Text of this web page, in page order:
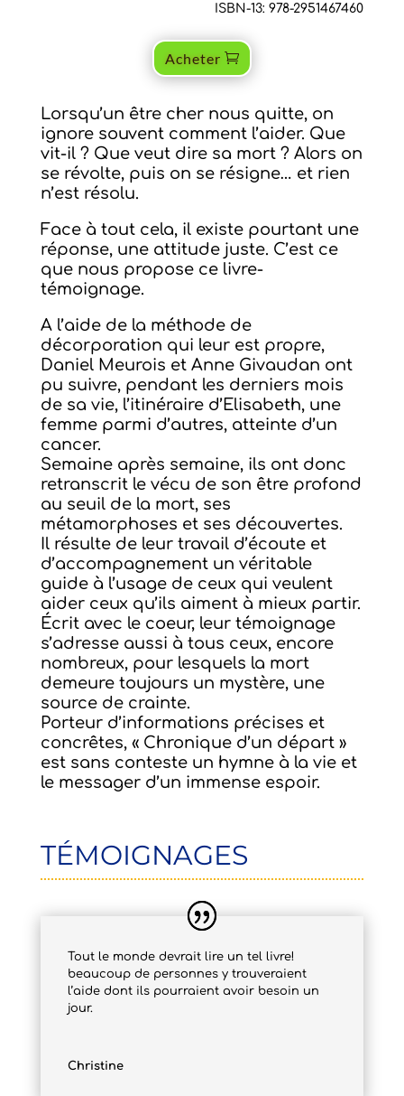
ISBN-13: 978-2951467460
Acheter
Lorsqu’un être cher nous quitte, on
ignore souvent comment l’aider. Que
vit-il ? Que veut dire sa mort ? Alors on
se révolte, puis on se résigne… et rien
n’est résolu.
Face à tout cela, il existe pourtant une
réponse, une attitude juste. C’est ce
que nous propose ce livre-
témoignage.
A l’aide de la méthode de
décorporation qui leur est propre,
Daniel Meurois et Anne Givaudan ont
pu suivre, pendant les derniers mois
de sa vie, l’itinéraire d’Elisabeth, une
femme parmi d’autres, atteinte d’un
cancer.
Semaine après semaine, ils ont donc
retranscrit le vécu de son être profond
au seuil de la mort, ses
métamorphoses et ses découvertes.
Il résulte de leur travail d’écoute et
d’accompagnement un véritable
guide à l’usage de ceux qui veulent
aider ceux qu’ils aiment à mieux partir.
Écrit avec le coeur, leur témoignage
s’adresse aussi à tous ceux, encore
nombreux, pour lesquels la mort
demeure toujours un mystère, une
source de crainte.
Porteur d’informations précises et
concrêtes, « Chronique d’un départ »
est sans conteste un hymne à la vie et
le messager d’un immense espoir.
TÉMOIGNAGES
Tout le monde devrait lire un tel livre!
beaucoup de personnes y trouveraient
l’aide dont ils pourraient avoir besoin un
jour.
Christine